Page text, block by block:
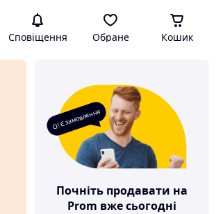
Сповіщення Обране Кошик
О! Є замовлення
Почніть продавати на
Prom вже сьогодні